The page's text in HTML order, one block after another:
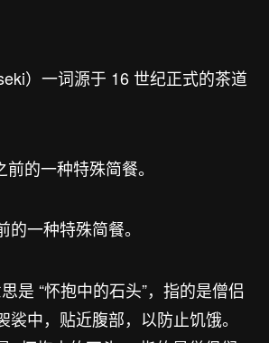
）一词源于 16 世纪正式的茶道
的一种特殊简餐。
一种特殊简餐。
是 “怀抱中的石头”，指的是僧侣
裟中，贴近腹部，以防止饥饿。